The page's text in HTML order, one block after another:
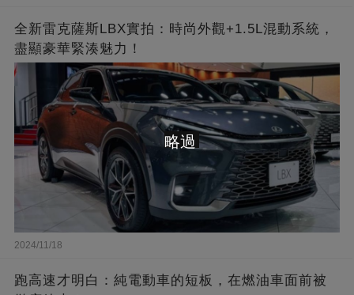
全新雷克薩斯LBX實拍：時尚外觀+1.5L混動系統，
盡顯豪華緊湊魅力！
2024/11/18
跑高速才明白：純電動車的短板，在燃油車面前被
略過